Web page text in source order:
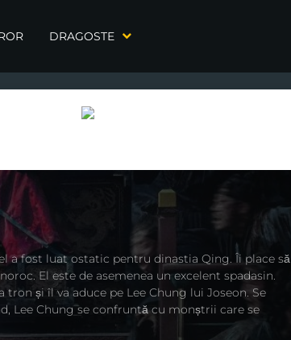
DRAGOSTE
a fost luat ostatic pentru dinastia Qing. Îi place să
El este de asemenea un excelent spadasin.
​​și îl va aduce pe Lee Chung lui Joseon. Se
Lee Chung se confruntă cu monștrii care se